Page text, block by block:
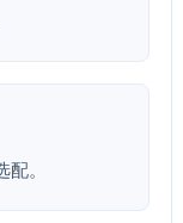
。